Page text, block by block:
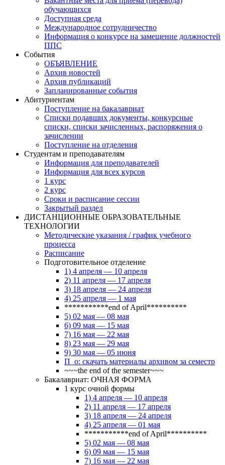
обучающихся
Доступная среда
Международное сотрудничество
Информация о конкурсе на замещение должностей
ППС
События
ОБЪЯВЛЕНИЕ
Архив новостей
Архив публикаций
Запланированные события
Абитуриентам
Поступление на бакалавриат
Списки подавших документы, конкурсные
списки, списки зачисленных, распоряжения о
зачислении
Поступление на отделения
Студентам и преподавателям
Информация для преподавателей
Информация для всех курсов
1 курс
2 курс
Сроки и расписание сессии
Закрытый раздел
ДИСТАНЦИОННЫЕ ОБРАЗОВАТЕЛЬНЫЕ
ТЕХНОЛОГИИ
Методические указания / график учебного
процесса
Расписание
Подготовительное отделение
1) 4 апреля — 10 апреля
2) 11 апреля — 17 апреля
3) 18 апреля — 24 апреля
4) 25 апреля — 1 мая
***********end of April**********
5) 02 мая — 08 мая
6) 09 мая — 15 мая
7) 16 мая — 22 мая
8) 23 мая — 29 мая
9) 30 мая — 05 июня
П_о: скачать материалы архивом за семестр
~~~the end of the semester~~~
Бакалавриат: ОЧНАЯ ФОРМА
1 курс очной формы
1) 4 апреля — 10 апреля
2) 11 апреля — 17 апреля
3) 18 апреля — 24 апреля
4) 25 апреля — 01 мая
***********end of April**********
5) 02 мая — 08 мая
6) 09 мая — 15 мая
7) 16 мая — 22 мая